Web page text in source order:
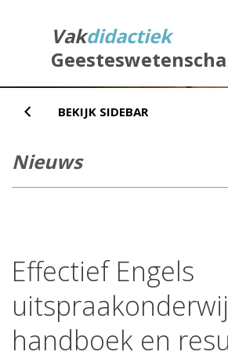
Vakdidactiek
BEKIJK SIDEBAR
Nieuws
Effectief Engels
handboek en